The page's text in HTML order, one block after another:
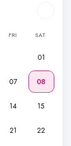
FRI SAT
01
07 08
14 15
21 22